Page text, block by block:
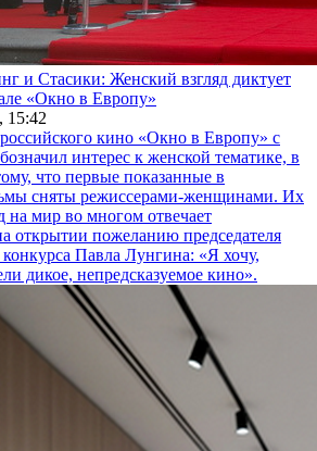
и Стасики: Женский взгляд диктует
«Окно в Европу»
15:42
кино «Окно в Европу» с
интерес к женской тематике, в
что первые показанные в
сняты режиссерами-женщинами. Их
на мир во многом отвечает
открытии пожеланию председателя
Павла Лунгина: «Я хочу,
дикое, непредсказуемое кино».